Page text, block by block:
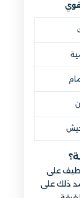
على
ذلك على